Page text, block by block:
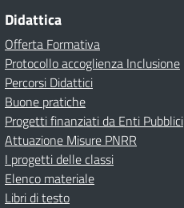
Didattica
Offerta Formativa
Protocollo accoglienza Inclusione
Percorsi Didattici
Buone pratiche
Progetti finanziati da Enti Pubblici
Attuazione Misure PNRR
I progetti delle classi
Elenco materiale
Libri di testo